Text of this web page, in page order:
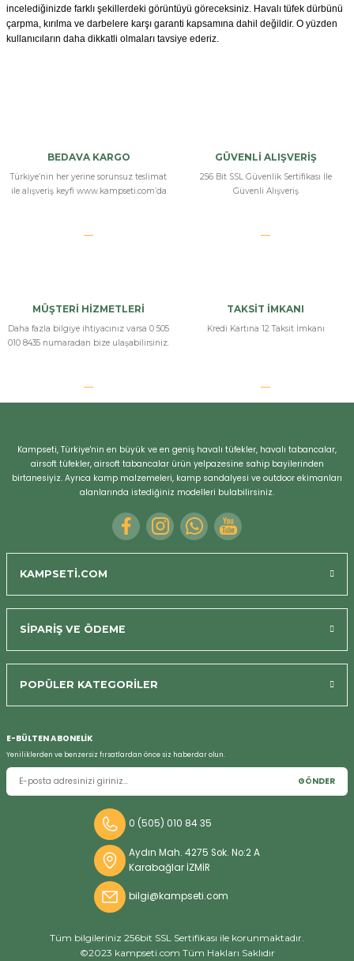
incelediğinizde farklı şekillerdeki görüntüyü göreceksiniz. Havalı tüfek dürbünü
çarpma, kırılma ve darbelere karşı garanti kapsamına dahil değildir. O yüzden
kullanıcıların daha dikkatli olmaları tavsiye ederiz.
BEDAVA KARGO
Türkiye’nin her yerine sorunsuz teslimat
ile alışveriş keyfi www.kampseti.com’da
GÜVENLİ ALIŞVERİŞ
256 Bit SSL Güvenlik Sertifikası İle
Güvenli Alışveriş
MÜŞTERİ HİZMETLERİ
Daha fazla bilgiye ihtiyacınız varsa 0 505
010 8435 numaradan bize ulaşabilirsiniz.
TAKSİT İMKANI
Kredi Kartına 12 Taksit İmkanı
Kampseti, Türkiye'nin en büyük ve en geniş havalı tüfekler, havalı tabancalar,
airsoft tüfekler, airsoft tabancalar ürün yelpazesine sahip bayilerinden
birtanesiyiz. Ayrıca kamp malzemeleri, kamp sandalyesi ve outdoor ekimanları
alanlarında istediğiniz modelleri bulabilirsiniz.
KAMPSETİ.COM
SİPARİŞ VE ÖDEME
POPÜLER KATEGORİLER
E-BÜLTEN ABONELİK
Yeniliklerden ve benzersiz fırsatlardan önce siz haberdar olun.
GÖNDER
0 (505) 010 84 35
Aydın Mah. 4275 Sok. No:2 A
Karabağlar İZMİR
bilgi@kampseti.com
Tüm bilgileriniz 256bit SSL Sertifikası ile korunmaktadır.
©2023 kampseti.com Tüm Hakları Saklıdır